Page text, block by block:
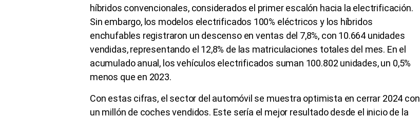
híbridos convencionales, considerados el primer escalón hacia la electrificación.
Sin embargo, los modelos electrificados 100% eléctricos y los híbridos
enchufables registraron un descenso en ventas del 7,8%, con 10.664 unidades
vendidas, representando el 12,8% de las matriculaciones totales del mes. En el
acumulado anual, los vehículos electrificados suman 100.802 unidades, un 0,5%
menos que en 2023.
Con estas cifras, el sector del automóvil se muestra optimista en cerrar 2024 con
un millón de coches vendidos. Este sería el mejor resultado desde el inicio de la